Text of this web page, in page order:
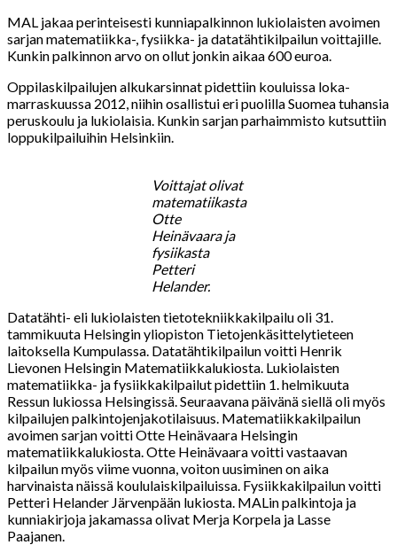
MAL jakaa perinteisesti kunniapalkinnon lukiolaisten avoimen
sarjan matematiikka-, fysiikka- ja datatähtikilpailun voittajille.
Kunkin palkinnon arvo on ollut jonkin aikaa 600 euroa.
Oppilaskilpailujen alkukarsinnat pidettiin kouluissa loka-
marraskuussa 2012, niihin osallistui eri puolilla Suomea tuhansia
peruskoulu ja lukiolaisia. Kunkin sarjan parhaimmisto kutsuttiin
loppukilpailuihin Helsinkiin.
Voittajat olivat
matematiikasta
Otte
Heinävaara ja
fysiikasta
Petteri
Helander.
Datatähti- eli lukiolaisten tietotekniikkakilpailu oli 31.
tammikuuta Helsingin yliopiston Tietojenkäsittelytieteen
laitoksella Kumpulassa. Datatähtikilpailun voitti Henrik
Lievonen Helsingin Matematiikkalukiosta. Lukiolaisten
matematiikka- ja fysiikkakilpailut pidettiin 1. helmikuuta
Ressun lukiossa Helsingissä. Seuraavana päivänä siellä oli myös
kilpailujen palkintojenjakotilaisuus. Matematiikkakilpailun
avoimen sarjan voitti Otte Heinävaara Helsingin
matematiikkalukiosta. Otte Heinävaara voitti vastaavan
kilpailun myös viime vuonna, voiton uusiminen on aika
harvinaista näissä koululaiskilpailuissa. Fysiikkakilpailun voitti
Petteri Helander Järvenpään lukiosta. MALin palkintoja ja
kunniakirjoja jakamassa olivat Merja Korpela ja Lasse
Paajanen.